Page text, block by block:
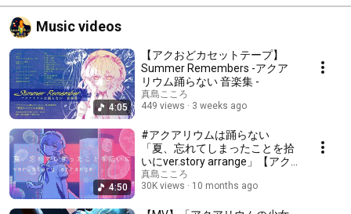
Music videos
4:05
【アクおどカセットテープ】
Summer Remembers -アクア
リウム踊らない 音楽集 -
真島こころ
449 views
3 weeks ago
4:50
#アクアリウムは踊らない
「夏、忘れてしまったことを拾
いにver.story arrange」【アク
アリウムの少女達より一曲
ver.Full公開】
真島こころ
30K views
10 months ago